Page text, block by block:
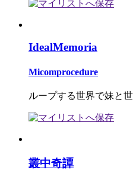
IdealMemoria
Micomprocedure
ループする世界で妹と
叢中奇譚